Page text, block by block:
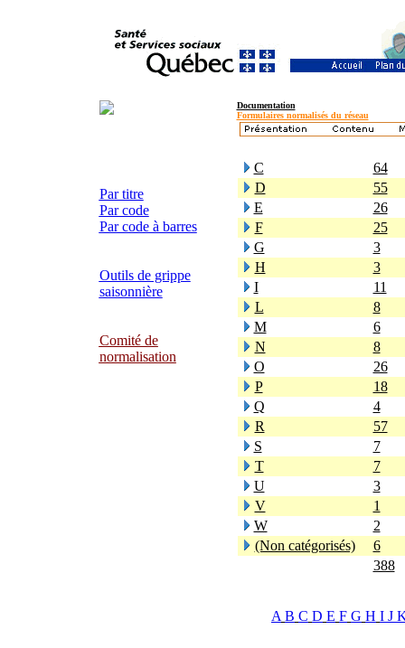
Documentation
Formulaires normalisés du réseau
Par titre
Par code
Par code à barres
Outils de grippe
saisonnière
Comité de
normalisation
C
64
D
55
E
26
F
25
G
3
H
3
I
11
L
8
M
6
N
8
O
26
P
18
Q
4
R
57
S
7
T
7
U
3
V
1
W
2
(Non catégorisés)
6
388
A B C D E F G H I J